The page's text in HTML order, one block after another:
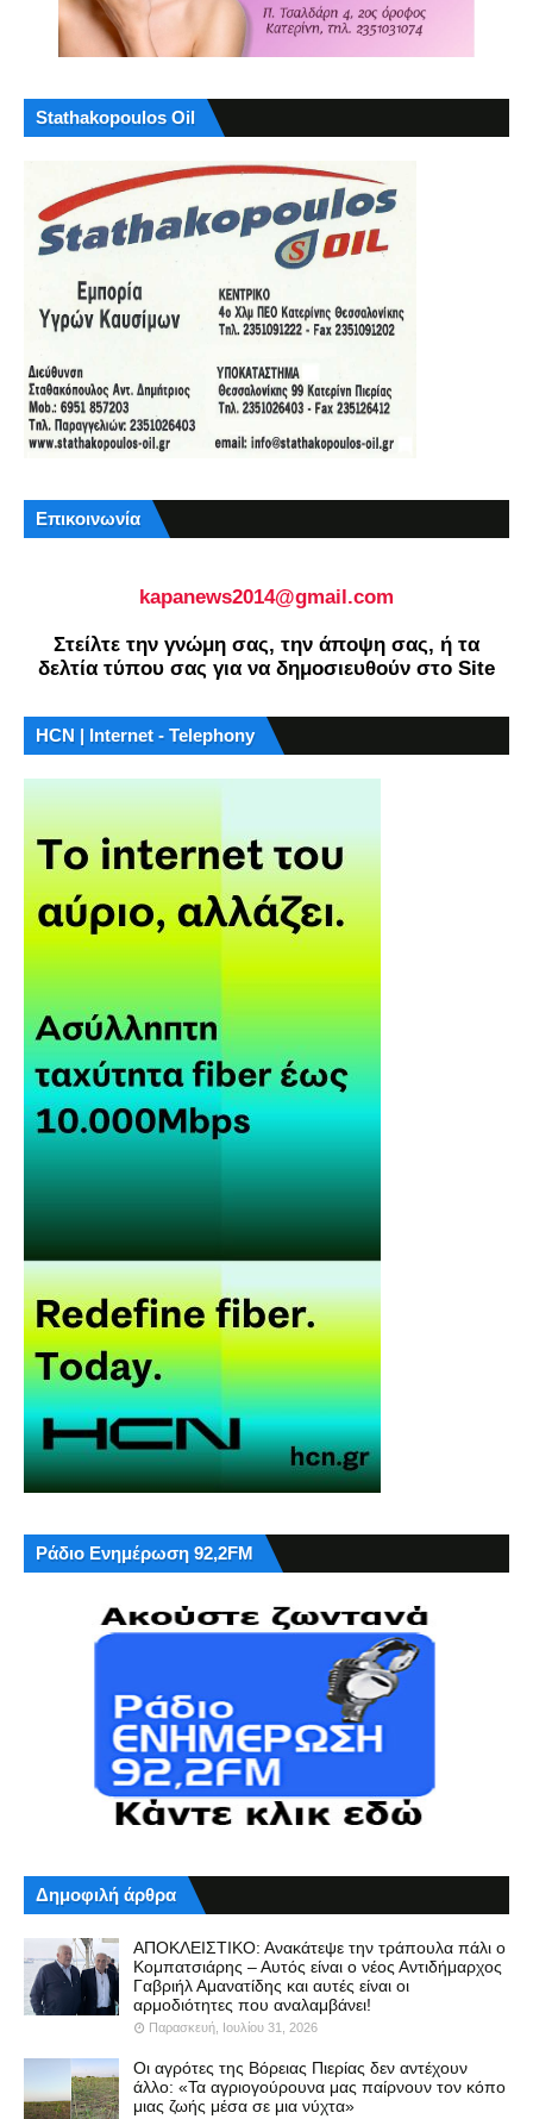
Stathakopoulos Oil
Επικοινωνία
kapanews2014@gmail.com
Στείλτε την γνώμη σας, την άποψη σας, ή τα
δελτία τύπου σας για να δημοσιευθούν στο Site
HCN | Internet - Telephony
Ράδιο Ενημέρωση 92,2FM
Δημοφιλή άρθρα
ΑΠΟΚΛΕΙΣΤΙΚΟ: Ανακάτεψε την τράπουλα πάλι ο
Κομπατσιάρης – Αυτός είναι ο νέος Αντιδήμαρχος
Γαβριήλ Αμανατίδης και αυτές είναι οι
αρμοδιότητες που αναλαμβάνει!
Παρασκευή, Ιουλίου 31, 2026
Οι αγρότες της Βόρειας Πιερίας δεν αντέχουν
άλλο: «Τα αγριογούρουνα μας παίρνουν τον κόπο
μιας ζωής μέσα σε μια νύχτα»